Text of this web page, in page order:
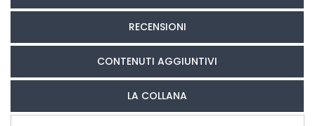
RECENSIONI
CONTENUTI AGGIUNTIVI
LA COLLANA